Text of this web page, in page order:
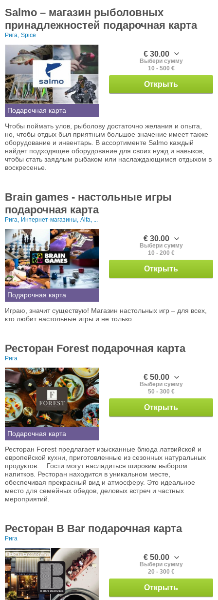
Salmo – магазин рыболовных
принадлежностей подарочная карта
Рига, Spice
Подарочная карта
€ 30.00
Выбери сумму
10 - 500 €
Открыть
Чтобы поймать улов, рыболову достаточно желания и опыта,
но, чтобы отдых был приятным большое значение имеет также
оборудование и инвентарь. В ассортименте Salmo каждый
найдет подходящее оборудование для своих нужд и навыков,
чтобы стать заядлым рыбаком или наслаждающимся отдыхом в
воскресенье.
Brain games - настольные игры
подарочная карта
Рига, Интернет-магазины, Alfa, ...
Подарочная карта
€ 30.00
Выбери сумму
10 - 200 €
Открыть
Играю, значит существую! Магазин настольных игр – для всех,
кто любит настольные игры и не только.
Ресторан Forest подарочная карта
Рига
Подарочная карта
€ 50.00
Выбери сумму
50 - 300 €
Открыть
Ресторан Forest предлагает изысканные блюда латвийской и
европейской кухни, приготовленные из сезонных натуральных
продуктов. Гости могут насладиться широким выбором
напитков. Ресторан находится в уникальном месте,
обеспечивая прекрасный вид и атмосферу. Это идеальное
место для семейных обедов, деловых встреч и частных
мероприятий.
Ресторан B Bar подарочная карта
Рига
€ 50.00
Выбери сумму
20 - 300 €
Открыть